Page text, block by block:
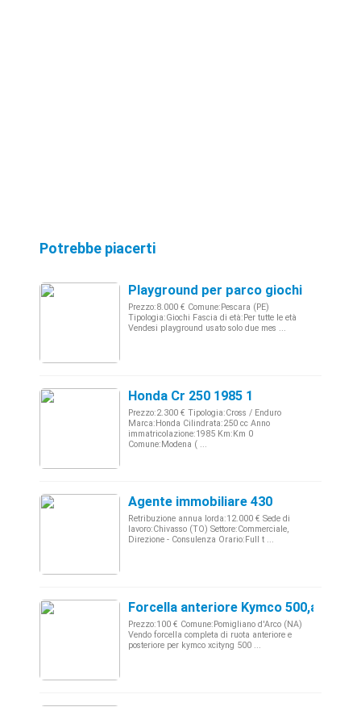
Potrebbe piacerti
Playground per parco giochi
Prezzo:8.000 € Comune:Pescara (PE)
Tipologia:Giochi Fascia di età:Per tutte le età
Vendesi playground usato solo due mes ...
Honda Cr 250 1985 1
Prezzo:2.300 € Tipologia:Cross / Enduro
Marca:Honda Cilindrata:250 cc Anno
immatricolazione:1985 Km:Km 0
Comune:Modena ( ...
Agente immobiliare 430
Retribuzione annua lorda:12.000 € Sede di
lavoro:Chivasso (TO) Settore:Commerciale,
Direzione - Consulenza Orario:Full t ...
Forcella anteriore Kymco 500,anno
Prezzo:100 € Comune:Pomigliano d'Arco (NA)
Vendo forcella completa di ruota anteriore e
posteriore per kymco xcityng 500 ...